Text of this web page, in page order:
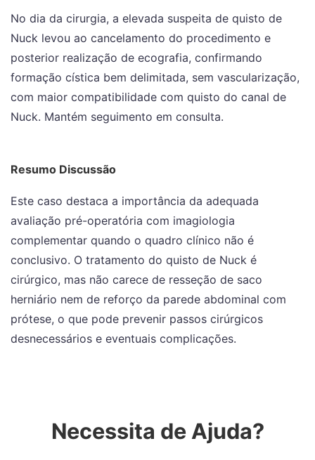
No dia da cirurgia, a elevada suspeita de quisto de
Nuck levou ao cancelamento do procedimento e
posterior realização de ecografia, confirmando
formação cística bem delimitada, sem vascularização,
com maior compatibilidade com quisto do canal de
Nuck. Mantém seguimento em consulta.
Resumo Discussão
Este caso destaca a importância da adequada
avaliação pré-operatória com imagiologia
complementar quando o quadro clínico não é
conclusivo. O tratamento do quisto de Nuck é
cirúrgico, mas não carece de resseção de saco
herniário nem de reforço da parede abdominal com
prótese, o que pode prevenir passos cirúrgicos
desnecessários e eventuais complicações.
Necessita de Ajuda?